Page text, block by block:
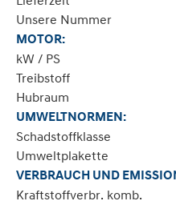
Unsere Nummer
MOTOR:
kW / PS
Treibstoff
Hubraum
UMWELTNORMEN:
Schadstoffklasse
Umweltplakette
VERBRAUCH UND
Kraftstoffverbr. komb.